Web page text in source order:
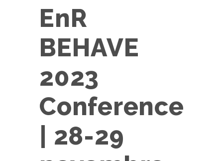
EnR
BEHAVE
2023
Conference
| 28-29